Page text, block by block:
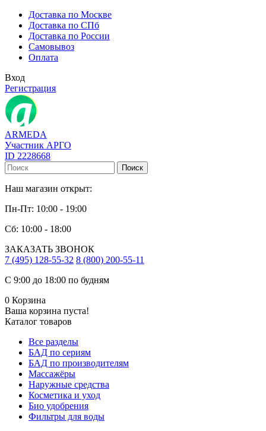
Доставка по Москве
Доставка по СПб
Доставка по России
Самовывоз
Оплата
Вход
Регистрация
ARMEDA
Участник АРГО
ID 2228668
Поиск
Наш магазин открыт:
Пн-Пт: 10:00 - 19:00
Сб: 10:00 - 18:00
ЗАКАЗАТЬ ЗВОНОК
7 (495) 128-55-32 8 (800) 200-55-11
С 9:00 до 18:00 по будням
0 Корзина
Ваша корзина пуста!
Каталог товаров
Все разделы
БАД по сериям
БАД по производителям
Массажёры
Наружные средства
Косметика и уход
Био удобрения
Фильтры для воды